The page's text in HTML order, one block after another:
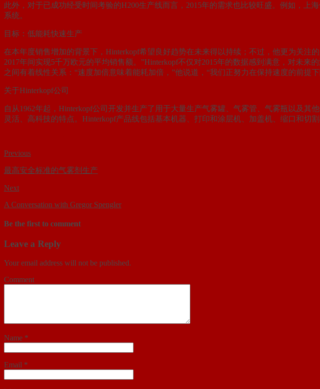
此外，对于已成功经受时间考验的H200生产线而言，2015年的需求也比较旺盛。例如，
系统。
目标：低能耗快速生产
在本年度销售增加的背景下，Hinterkopf希望良好趋势在未来得以持续；不过，他更为关注
2017年间实现5千万欧元的平均销售额。”Hinterkopf不仅对2015年的数据感到满意，对未
之间有着线性关系：“速度加倍意味着能耗加倍，”他说道，“我们正努力在保持速度的前提
关于Hinterkopf公司
自从1962年起，Hinterkopf公司开发并生产了用于大量生产气雾罐、气雾管、气雾瓶以及
灵活、高科技的特点。Hinterkopf产品线包括基本机器、打印和涂层机、加盖机、缩口和切
Previous
最高安全标准的气雾剂生产
Next
A Conversation with Gregor Spengler
Be the first to comment
Leave a Reply
Your email address will not be published.
Comment
Name *
Email *